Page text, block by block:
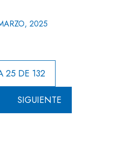
2025
25 DE 132
SIGUIENTE